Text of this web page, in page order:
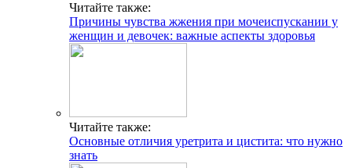
Читайте также:
Причины чувства жжения при мочеиспускании у
женщин и девочек: важные аспекты здоровья
Читайте также:
Основные отличия уретрита и цистита: что нужно
знать